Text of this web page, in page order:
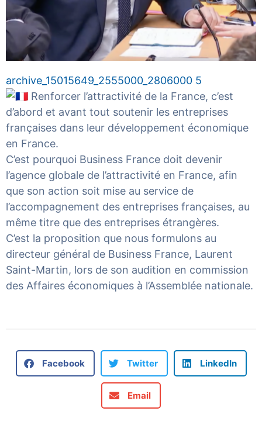
archive_15015649_2555000_2806000 5
Renforcer l’attractivité de la France, c’est
d’abord et avant tout soutenir les entreprises
françaises dans leur développement économique
en France.
C’est pourquoi Business France doit devenir
l’agence globale de l’attractivité en France, afin
que son action soit mise au service de
l’accompagnement des entreprises françaises, au
même titre que des entreprises étrangères.
C’est la proposition que nous formulons au
directeur général de Business France, Laurent
Saint-Martin, lors de son audition en commission
des Affaires économiques à l’Assemblée nationale.
Facebook Twitter LinkedIn
Email